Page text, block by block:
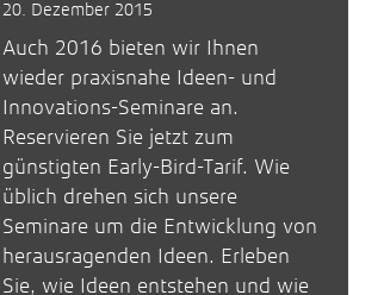
20. Dezember 2015
Auch 2016 bieten wir Ihnen
wieder praxisnahe Ideen- und
Innovations-Seminare an.
Reservieren Sie jetzt zum
günstigten Early-Bird-Tarif. Wie
üblich drehen sich unsere
Seminare um die Entwicklung von
herausragenden Ideen. Erleben
Sie, wie Ideen entstehen und wie